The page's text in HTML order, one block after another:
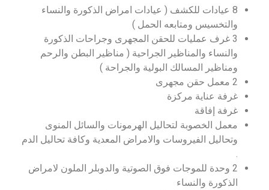
8 عيادات للكشف ( عيادات امراض الذكورة والنساء
والتخسيس ومتابعه الحمل )
3 غرف عمليات للحقن المجهرى وجراحات الذكورة
والنساء والمناظير الجراحية ( مناظير البطن والرحم
ومناظير المسالك البولية والجراحة )
2 معمل حقن مجهرى
غرفة عناية مركزة
غرفة إفاقة
معمل الخصوبة لتحاليل الهرمونات والسائل المنوى
وتحاليل الفيروسات والامراض المعدية وكافة تحاليل الدم
.
2 وحدة للموجات فوق الصوتية والدوبلر الملون لامراض
الذكورة والنساء